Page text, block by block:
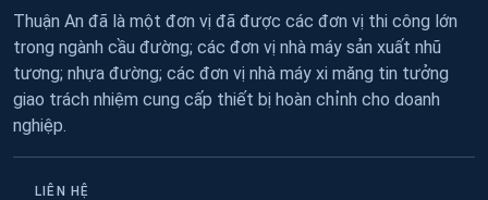
Thuận An đã là một đơn vị đã được các đơn vị thi công lớn
trong ngành cầu đường; các đơn vị nhà máy sản xuất nhũ
tương; nhựa đường; các đơn vị nhà máy xi măng tin tưởng
giao trách nhiệm cung cấp thiết bị hoàn chỉnh cho doanh
nghiệp.
LIÊN HỆ